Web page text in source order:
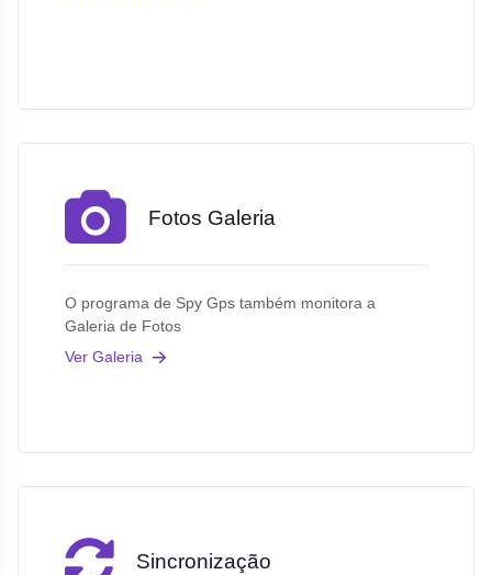
Fotos Galeria
O programa de Spy Gps também monitora a
Galeria de Fotos
Ver Galeria
Sincronização